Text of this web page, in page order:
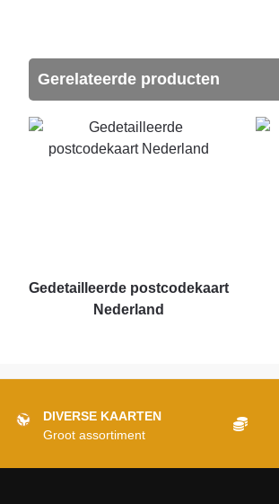
Gerelateerde producten
Gedetailleerde postcodekaart
Nederland
DIVERSE KAARTEN
Groot assortiment